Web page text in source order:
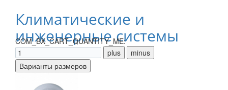
Климатические и
инженерные системы
COM_BX_CART_QUANTITY_ME: